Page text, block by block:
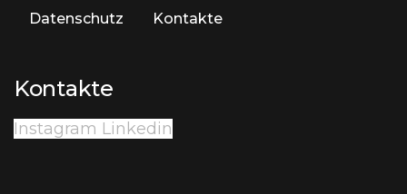
Datenschutz
Kontakte
Kontakte
Instagram Linkedin